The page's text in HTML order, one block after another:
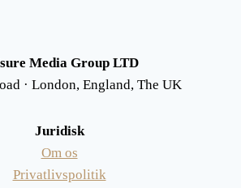
Media Group LTD
· London, England, The UK
Juridisk
Om os
Privatlivspolitik